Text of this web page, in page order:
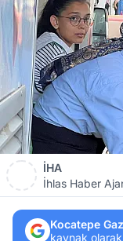
İHA
İhlas Haber
Kocatepe
kaynak